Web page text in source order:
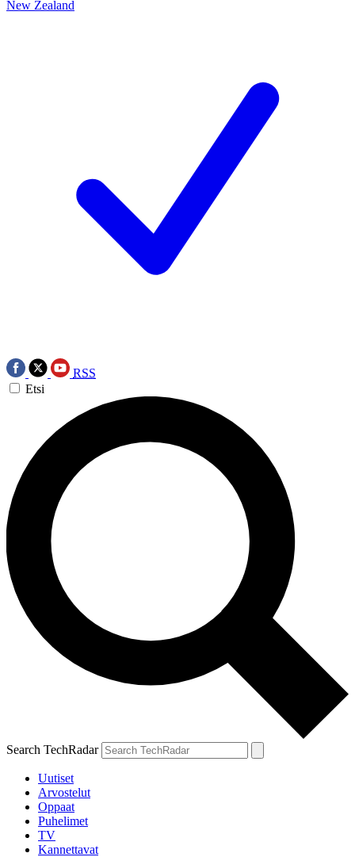
New Zealand
RSS
Etsi
Search TechRadar
Uutiset
Arvostelut
Oppaat
Puhelimet
TV
Kannettavat